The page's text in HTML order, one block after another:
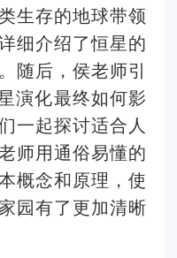
生存的地球带领
细介绍了恒星的
随后，侯老师引
演化最终如何影
一起探讨适合人
师用通俗易懂的
概念和原理，使
园有了更加清晰